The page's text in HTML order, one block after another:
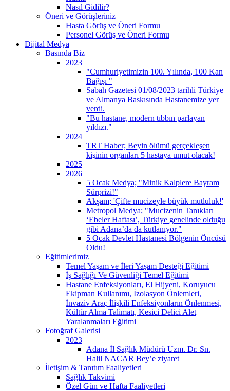
Nasıl Gidilir?
Öneri ve Görüşleriniz
Hasta Görüş ve Öneri Formu
Personel Görüş ve Öneri Formu
Dijital Medya
Basında Biz
2023
"Cumhuriyetimizin 100. Yılında, 100 Kan
Bağışı "
Sabah Gazetesi 01/08/2023 tarihli Türkiye
ve Almanya Baskısında Hastanemize yer
verdi.
"Bu hastane, modern tıbbın parlayan
yıldızı."
2024
TRT Haber; Beyin ölümü gerçekleşen
kişinin organları 5 hastaya umut olacak!
2025
2026
5 Ocak Medya; "Minik Kalplere Bayram
Sürprizi!"
Akşam; 'Çifte mucizeyle büyük mutluluk!'
Metropol Medya; "Mucizenin Tanıkları
‘Ebeler Haftası’, Türkiye genelinde olduğu
gibi Adana’da da kutlanıyor."
5 Ocak Devlet Hastanesi Bölgenin Öncüsü
Oldu!
Eğitimlerimiz
Temel Yaşam ve İleri Yaşam Desteği Eğitimi
İş Sağlığı Ve Güvenliği Temel Eğitimi
Hastane Enfeksiyonları, El Hijyeni, Koruyucu
Ekipman Kullanımı, İzolasyon Önlemleri,
İnvaziv Araç İlişkili Enfeksiyonların Önlenmesi,
Kültür Alma Talimatı, Kesici Delici Alet
Yaralanmaları Eğitimi
Fotoğraf Galerisi
2023
Adana İl Sağlık Müdürü Uzm. Dr. Sn.
Halil NACAR Bey’e ziyaret
İletişim & Tanıtım Faaliyetleri
Sağlık Takvimi
Özel Gün ve Hafta Faaliyetleri